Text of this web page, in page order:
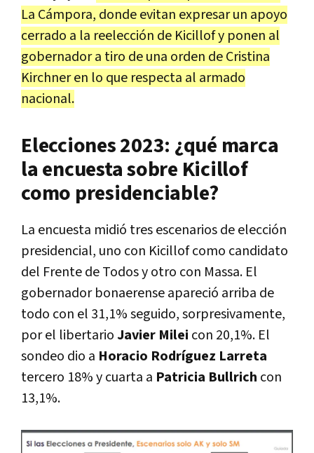
La Cámpora, donde evitan expresar un apoyo
cerrado a la reelección de Kicillof y ponen al
gobernador a tiro de una orden de Cristina
Kirchner en lo que respecta al armado
nacional.
Elecciones 2023: ¿qué marca
la encuesta sobre Kicillof
como presidenciable?
La encuesta midió tres escenarios de elección
presidencial, uno con Kicillof como candidato
del Frente de Todos y otro con Massa. El
gobernador bonaerense apareció arriba de
todo con el 31,1% seguido, sorpresivamente,
por el libertarioJavier Milei con 20,1%. El
sondeo dio a Horacio Rodríguez Larreta
tercero 18% y cuarta a Patricia Bullrich con
13,1%.